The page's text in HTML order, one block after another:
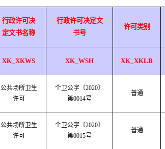
行政许可决
定文书名称
行政许可决定文
书号
许可类别
XK_XKWS XK_WSH XK_XKLB
公共场所卫生
许可
个卫公字〔2020〕
第0014号
普通
公共场所卫生
许可
个卫公字 〔2020〕
第0015号
普通